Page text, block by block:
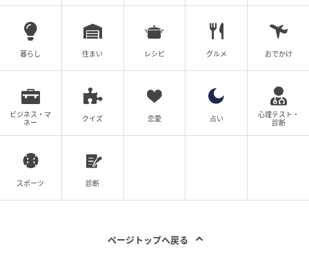
暮らし 住まい レシピ グルメ おでかけ
ビジネス・マ
ネー
クイズ 恋愛 占い
心理テスト・
診断
スポーツ 診断
ページトップへ戻る